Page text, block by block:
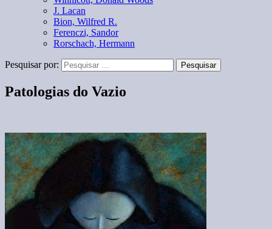
J. Lacan
Bion, Wilfred R.
Ferenczi, Sandor
Rorschach, Hermann
Pesquisar por:
Patologias do Vazio